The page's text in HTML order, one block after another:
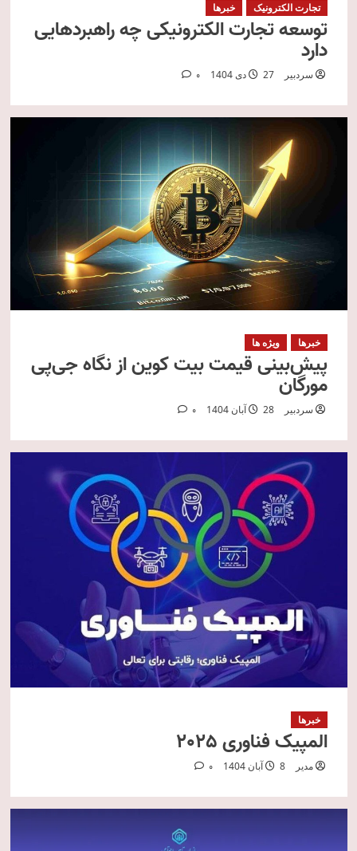
تجارت الکترونیک خبرها
توسعه تجارت الکترونیکی چه راهبردهایی
دارد
سردبیر 27 دی 1404 0
خبرها ویژه ها
پیش‌بینی قیمت بیت کوین از نگاه جی‌پی
مورگان
سردبیر 28 آبان 1404 0
خبرها
المپیک فناوری 2025
مدیر 8 آبان 1404 0